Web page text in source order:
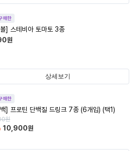
매한
] 스테비아 토마토 3종
원
상세보기
매한
] 프로틴 단백질 드링크 7종 (6개입) (택1)
원
10,900원